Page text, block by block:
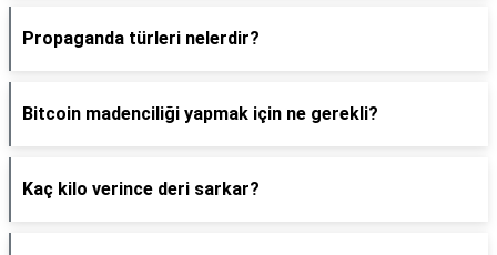
Propaganda türleri nelerdir?
Bitcoin madenciliği yapmak için ne gerekli?
Kaç kilo verince deri sarkar?